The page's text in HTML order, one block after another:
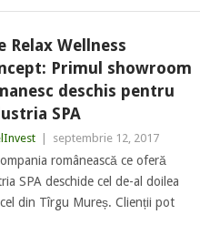
Relax Wellness
Primul showroom
deschis pentru
SPA
septembrie 12, 2017
românească ce oferă
SPA deschide cel de-al doilea
din Tîrgu Mureș. Clienții pot